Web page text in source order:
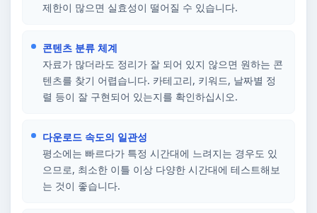
제한이 많으면 실효성이 떨어질 수 있습니다.
콘텐츠 분류 체계
자료가 많더라도 정리가 잘 되어 있지 않으면 원하는 콘
텐츠를 찾기 어렵습니다. 카테고리, 키워드, 날짜별 정
렬 등이 잘 구현되어 있는지를 확인하십시오.
다운로드 속도의 일관성
평소에는 빠르다가 특정 시간대에 느려지는 경우도 있
으므로, 최소한 이틀 이상 다양한 시간대에 테스트해보
는 것이 좋습니다.